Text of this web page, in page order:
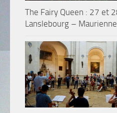
The Fairy Queen : 27 et
Lanslebourg – Maurienne